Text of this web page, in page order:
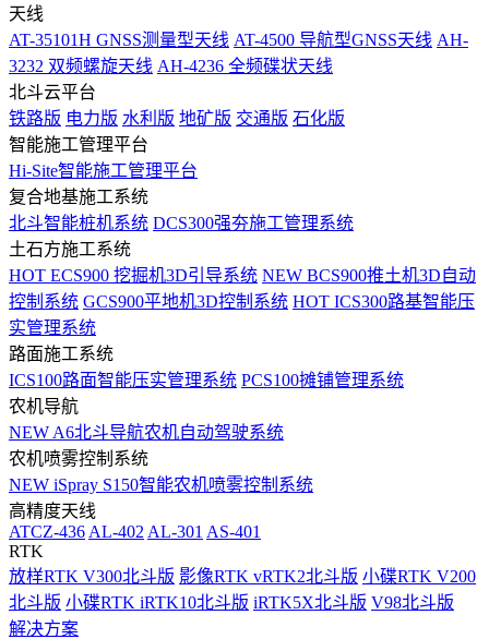
天线
AT-35101H GNSS测量型天线 AT-4500 导航型GNSS天线 AH-
3232 双频螺旋天线 AH-4236 全频碟状天线
北斗云平台
铁路版 电力版 水利版 地矿版 交通版 石化版
智能施工管理平台
Hi-Site智能施工管理平台
复合地基施工系统
北斗智能桩机系统 DCS300强夯施工管理系统
土石方施工系统
HOT ECS900 挖掘机3D引导系统 NEW BCS900推土机3D自动
控制系统 GCS900平地机3D控制系统 HOT ICS300路基智能压
实管理系统
路面施工系统
ICS100路面智能压实管理系统 PCS100摊铺管理系统
农机导航
NEW A6北斗导航农机自动驾驶系统
农机喷雾控制系统
NEW iSpray S150智能农机喷雾控制系统
高精度天线
ATCZ-436 AL-402 AL-301 AS-401
RTK
放样RTK V300北斗版 影像RTK vRTK2北斗版 小碟RTK V200
北斗版 小碟RTK iRTK10北斗版 iRTK5X北斗版 V98北斗版
解决方案